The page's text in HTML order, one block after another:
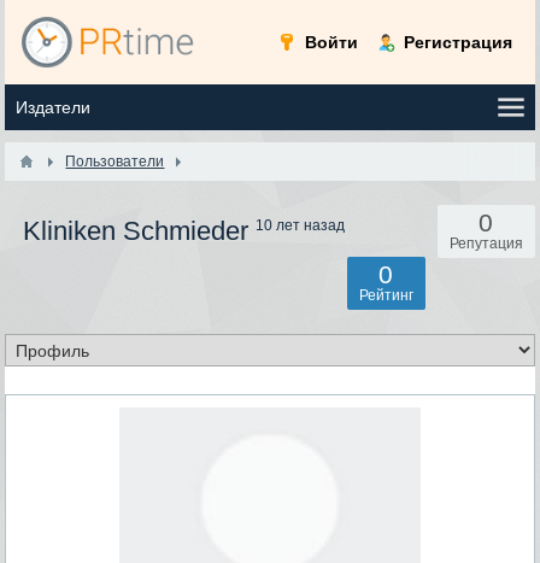
Войти Регистрация
Пользователи
Kliniken Schmieder 10 лет назад 0
Репутация
0
Рейтинг